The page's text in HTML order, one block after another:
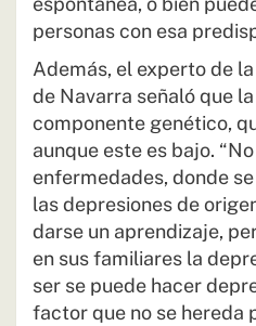
personas con esa
Además, el experto de
de Navarra señaló que
componente genético,
aunque este es bajo.
enfermedades, donde
las depresiones de
darse un aprendizaje,
en sus familiares la
ser se puede hacer
factor que no se hereda